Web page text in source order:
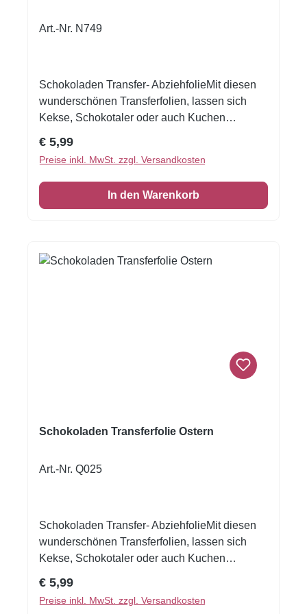
Art.-Nr. N749
Schokoladen Transfer- AbziehfolieMit diesen
wunderschönen Transferfolien, lassen sich
Kekse, Schokotaler oder auch Kuchen
Sie die Schokolade, streichen Sie die
Schokolade auf die Transferfolie, eventuell mit
einer Aufstreichmatte und lassen Sie diese fest
werden. Folie zum Schluss vorsichtig
Regulärer Preis:
€ 5,99
Preise inkl. MwSt. zzgl. Versandkosten
In den Warenkorb
Schokoladen Transferfolie Ostern
Art.-Nr. Q025
Schokoladen Transfer- AbziehfolieMit diesen
wunderschönen Transferfolien, lassen sich
Kekse, Schokotaler oder auch Kuchen
Sie die Schokolade, streichen Sie die
Schokolade auf die Transferfolie, eventuell mit
Regulärer Preis:
€ 5,99
Preise inkl. MwSt. zzgl. Versandkosten